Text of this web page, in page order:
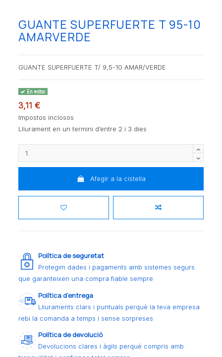
GUANTE SUPERFUERTE T 95-10
AMARVERDE
GUANTE SUPERFUERTE T/ 9,5-10 AMAR/VERDE
En estoc
3,11 €
Impostos inclosos
Lliurament en un termini d’entre 2 i 3 dies
Afegir a la cistella
Política de seguretat
Protegim dades i pagaments amb sistemes segurs
que garanteixen una compra fiable sempre
Política d’entrega
Lliuraments clars i puntuals perquè la teva empresa
rebi la comanda a temps i sense sorpreses
Política de devolució
Devolucions clares i àgils perquè compris amb